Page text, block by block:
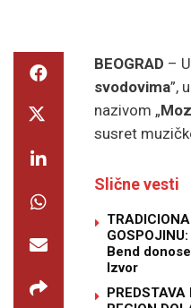
BEOGRAD – U
svodovima”, u
nazivom „
susret
Slične vesti
Bend
Izvor